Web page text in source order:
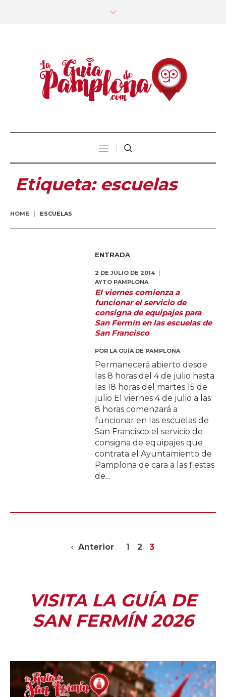
Etiqueta: escuelas
HOME ESCUELAS
ENTRADA
2 DE JULIO DE 2014
AYTO PAMPLONA
El viernes comienza a
funcionar el servicio de
consigna de equipajes para
San Fermín en las escuelas de
San Francisco
POR LA GUÍA DE PAMPLONA
Permanecerá abierto desde
las 8 horas del 4 de julio hasta
las 18 horas del martes 15 de
julio El viernes 4 de julio a las
8 horas comenzará a
funcionar en las escuelas de
San Francisco el servicio de
consigna de equipajes que
contrata el Ayuntamiento de
Pamplona de cara a las fiestas
de...
Anterior 1 2 3
VISITA LA GUÍA DE
SAN FERMÍN 2026